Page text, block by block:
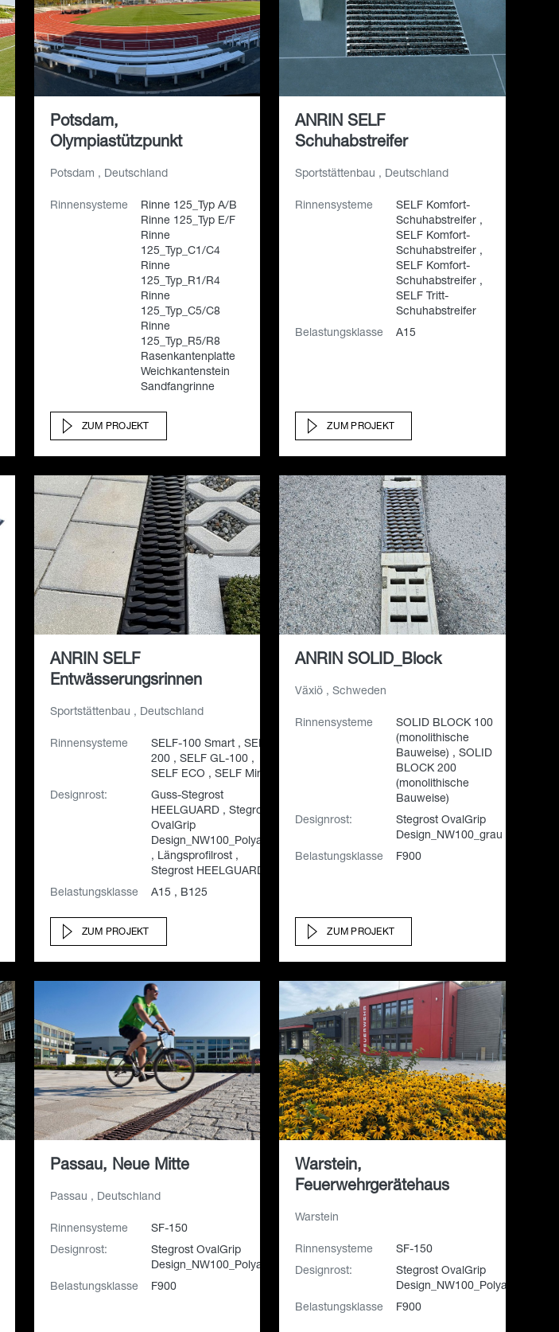
Potsdam,
Olympiastützpunkt
Potsdam , Deutschland
Rinnensysteme
Rinne 125_Typ A/B
Rinne 125_Typ E/F
Rinne
125_Typ_C1/C4
Rinne
125_Typ_R1/R4
Rinne
125_Typ_C5/C8
Rinne
125_Typ_R5/R8
Rasenkantenplatte
Weichkantenstein
Sandfangrinne
ZUM PROJEKT
ANRIN SELF
Schuhabstreifer
Sportstättenbau , Deutschland
Rinnensysteme
SELF Komfort-
Schuhabstreifer ,
SELF Komfort-
Schuhabstreifer ,
SELF Komfort-
Schuhabstreifer ,
SELF Tritt-
Schuhabstreifer
Belastungsklasse
A15
ZUM PROJEKT
ANRIN SELF
Entwässerungsrinnen
Sportstättenbau , Deutschland
Rinnensysteme
SELF-100 Smart , SELF-
200 , SELF GL-100 ,
SELF ECO , SELF Mini
Designrost:
Guss-Stegrost
HEELGUARD , Stegrost
OvalGrip
Design_NW100_Polyamid
, Längsprofilrost ,
Stegrost HEELGUARD
Belastungsklasse
A15 , B125
ZUM PROJEKT
ANRIN SOLID_Block
Växiö , Schweden
Rinnensysteme
SOLID BLOCK 100
(monolithische
Bauweise) , SOLID
BLOCK 200
(monolithische
Bauweise)
Designrost:
Stegrost OvalGrip
Design_NW100_grau
Belastungsklasse
F900
ZUM PROJEKT
Passau, Neue Mitte
Passau , Deutschland
Rinnensysteme
SF-150
Designrost:
Stegrost OvalGrip
Design_NW100_Polyamid
Belastungsklasse
F900
Warstein,
Feuerwehrgerätehaus
Warstein
Rinnensysteme
SF-150
Designrost:
Stegrost OvalGrip
Design_NW100_Polyamid
Belastungsklasse
F900